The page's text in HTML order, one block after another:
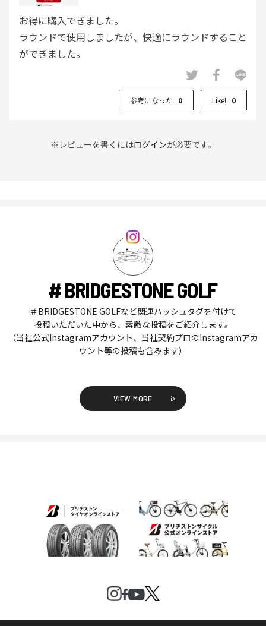
お得に購入できました。
ラウンドで使用しましたが、快適にラウンドすること
ができました。
参考になった 0 Like! 0
※レビューを書くにはログインが必要です。
# BRIDGESTONE GOLF
＃BRIDGESTONE GOLFなど関連ハッシュタグを付けて
投稿いただいた中から、素敵な投稿をご紹介します。
（当社公式Instagramアカウント、当社契約プロのInstagramアカ
ウント等の投稿も含みます）
VIEW MORE